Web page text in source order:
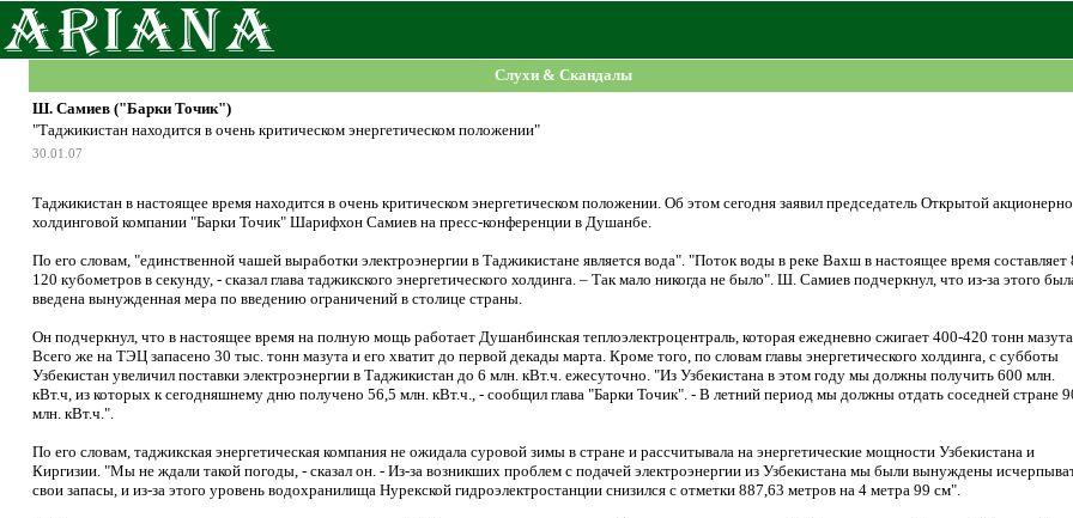
Слухи & Скандалы
Ш. Самиев ("Барки Точик")
"Таджикистан находится в очень критическом энергетическом положении"
30.01.07
Таджикистан в настоящее время находится в очень критическом энергетическом положении. Об этом сегодня заявил председатель Открытой
холдинговой компании "Барки Точик" Шарифхон Самиев на пресс-конференции в Душанбе.
По его словам, "единственной чашей выработки электроэнергии в Таджикистане является вода". "Поток воды в реке Вахш в настоящее время составляет
120 кубометров в секунду, - сказал глава таджикского энергетического холдинга. – Так мало никогда не было". Ш. Самиев подчеркнул, что из-за этого
введена вынужденная мера по введению ограничений в столице страны.
Он подчеркнул, что в настоящее время на полную мощь работает Душанбинская теплоэлектроцентраль, которая ежедневно сжигает 400-420 тонн
Всего же на ТЭЦ запасено 30 тыс. тонн мазута и его хватит до первой декады марта. Кроме того, по словам главы энергетического холдинга, с субботы
Узбекистан увеличил поставки электроэнергии в Таджикистан до 6 млн. кВт.ч. ежесуточно. "Из Узбекистана в этом году мы должны получить 600 млн.
кВт.ч, из которых к сегодняшнему дню получено 56,5 млн. кВт.ч., - сообщил глава "Барки Точик". - В летний период мы должны отдать соседней стране
млн. кВт.ч.".
По его словам, таджикская энергетическая компания не ожидала суровой зимы в стране и рассчитывала на энергетические мощности Узбекистана и
Киргизии. "Мы не ждали такой погоды, - сказал он. - Из-за возникших проблем с подачей электроэнергии из Узбекистана мы были вынуждены
свои запасы, и из-за этого уровень водохранилища Нурекской гидроэлектростанции снизился с отметки 887,63 метров на 4 метра 99 см".